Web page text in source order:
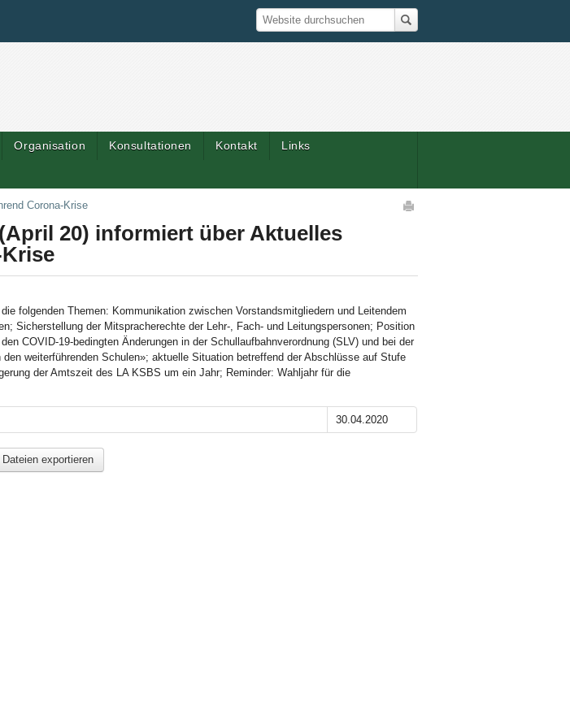
Suche
Website durchsuchen
Organisation Konsultationen Kontakt Links
Corona-Krise
20) informiert über Aktuelles
folgenden Themen: Kommunikation zwischen Vorstandsmitgliedern und Leitendem
Sicherstellung der Mitspracherechte der Lehr-, Fach- und Leitungspersonen; Position
COVID-19-bedingten Änderungen in der Schullaufbahnverordnung (SLV) und bei der
weiterführenden Schulen»; aktuelle Situation betreffend der Abschlüsse auf Stufe
der Amtszeit des LA KSBS um ein Jahr; Reminder: Wahljahr für die
30.04.2020
Dateien exportieren